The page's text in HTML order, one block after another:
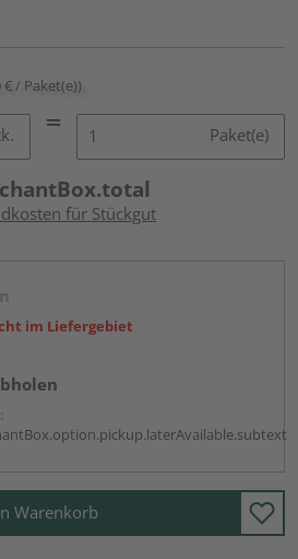
€ / Paket(e))
Paket(e)
für Stückgut
im Liefergebiet
Warenkorb